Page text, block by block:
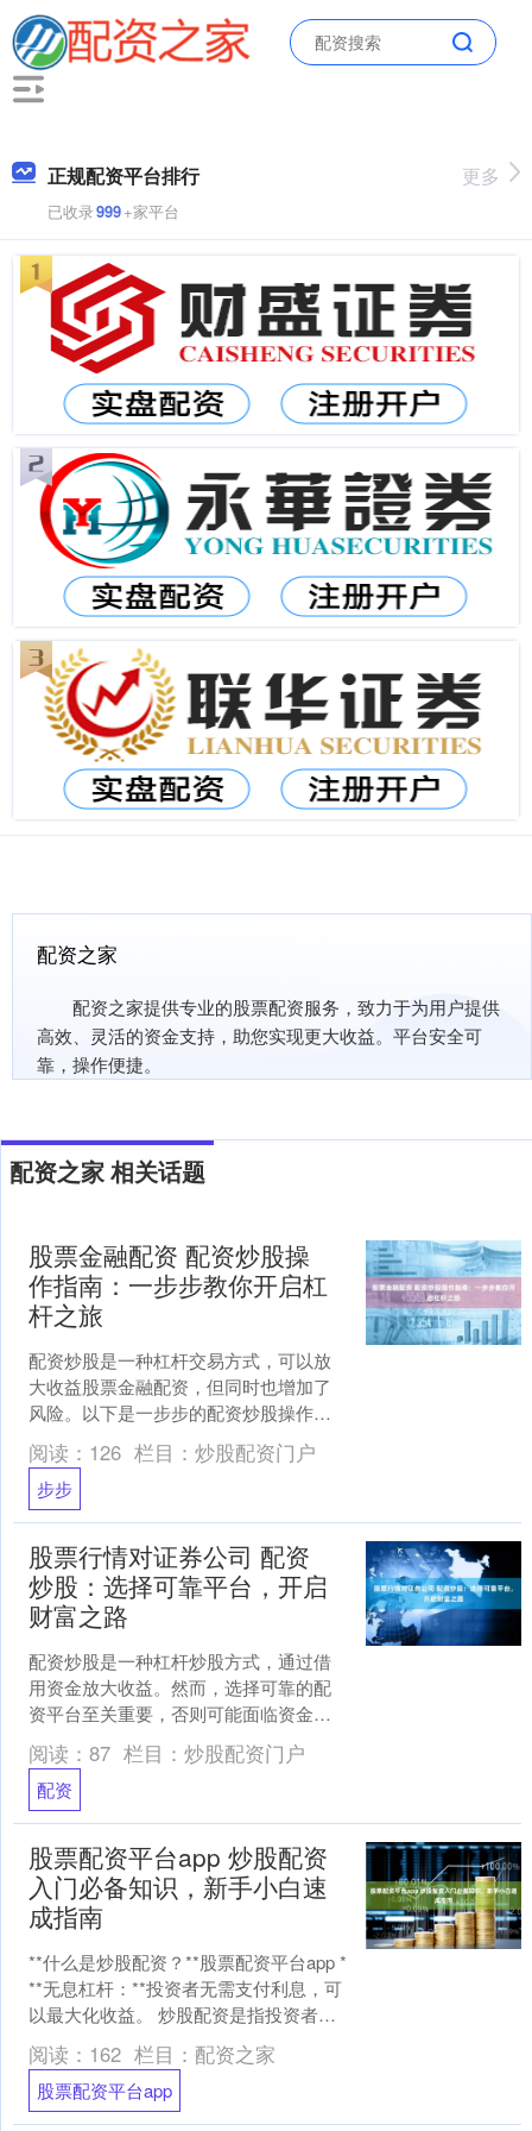
正规配资平台排行
已收录999+家平台
更多
配资之家
配资之家提供专业的股票配资服务，致力于为用户提供
高效、灵活的资金支持，助您实现更大收益。平台安全可
靠，操作便捷。
配资之家 相关话题
股票金融配资 配资炒股操
作指南：一步步教你开启杠
杆之旅
配资炒股是一种杠杆交易方式，可以放
大收益股票金融配资，但同时也增加了
风险。以下是一步步的配资炒股操作指
南： 配资证券公司向投资者提供一定比
例的资金，通常为本金的....
阅读： 126 栏目： 炒股配资门户
步步
股票行情对证券公司 配资
炒股：选择可靠平台，开启
财富之路
配资炒股是一种杠杆炒股方式，通过借
用资金放大收益。然而，选择可靠的配
资平台至关重要，否则可能面临资金损
失的风险。 配资炒股平台通常与券商合
作，为投资者提供资金杠....
阅读： 87 栏目： 炒股配资门户
配资
股票配资平台app 炒股配资
入门必备知识，新手小白速
成指南
**什么是炒股配资？**股票配资平台app *
**无息杠杆：**投资者无需支付利息，可
以最大化收益。 炒股配资是指投资者通
过向配资公司借入资金，放大自己的资
金....
阅读： 162 栏目： 配资之家
股票配资平台app